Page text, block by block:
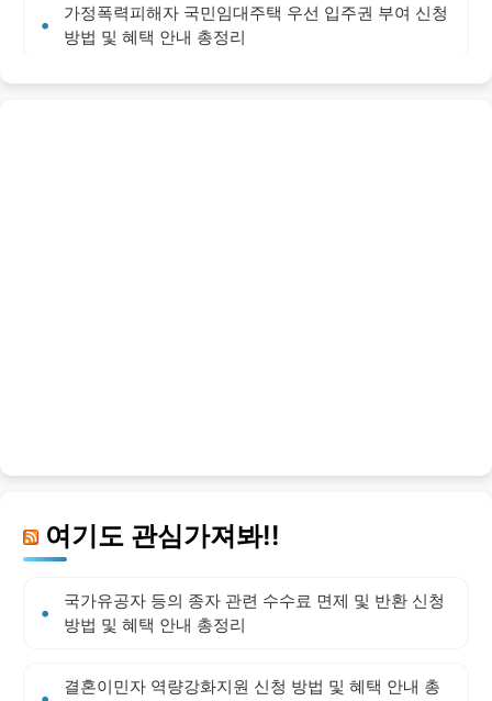
가정폭력피해자 국민임대주택 우선 입주권 부여 신청
방법 및 혜택 안내 총정리
여기도 관심가져봐!!
국가유공자 등의 종자 관련 수수료 면제 및 반환 신청
방법 및 혜택 안내 총정리
결혼이민자 역량강화지원 신청 방법 및 혜택 안내 총